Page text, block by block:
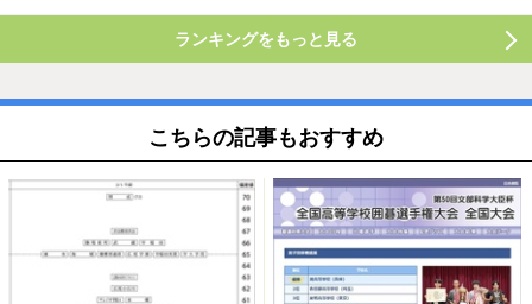
ランキングをもっと見る
こちらの記事もおすすめ